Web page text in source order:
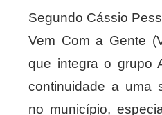
Segundo Cássio
Vem Com a Gente
que integra o grupo
continuidade a uma
no município,